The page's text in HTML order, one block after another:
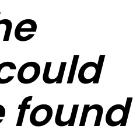
found